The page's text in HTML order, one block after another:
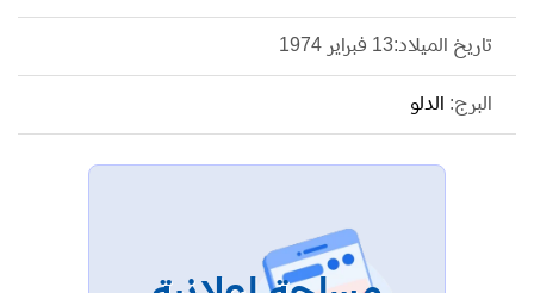
تاريخ الميلاد:13 فبراير 1974
البرج: الدلو